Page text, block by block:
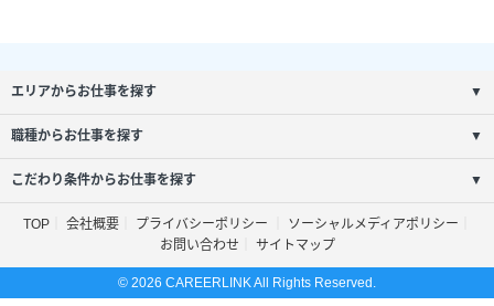
エリアからお仕事を探す ▼
職種からお仕事を探す ▼
こだわり条件からお仕事を探す ▼
TOP 会社概要 プライバシーポリシー
ソーシャルメディアポリシー
お問い合わせ
サイトマップ
© 2026 CAREERLINK All Rights Reserved.